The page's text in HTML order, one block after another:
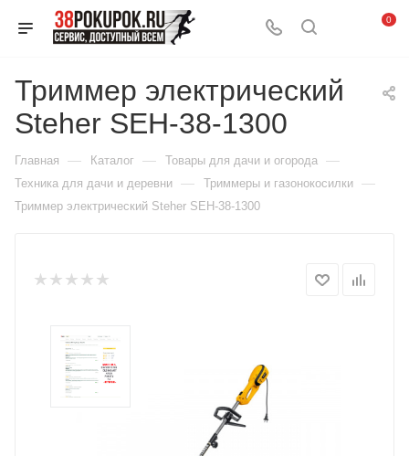
0
Триммер электрический
Steher SEH-38-1300
Главная — Каталог — Товары для дачи и огорода —
Техника для дачи и деревни — Триммеры и газонокосилки —
Триммер электрический Steher SEH-38-1300